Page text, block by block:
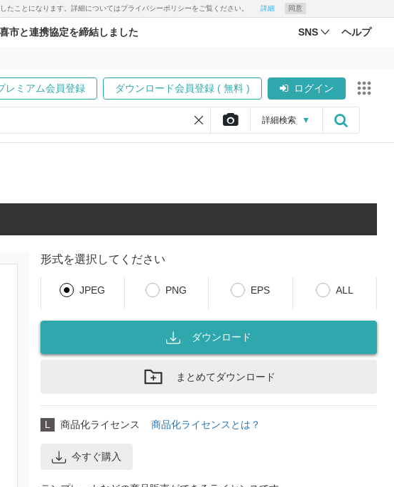
ことになります。詳細についてはプライバシーポリシーをご覧ください。 詳細 同意
市と連携協定を締結しました SNS ヘルプ
レミアム会員登録 ダウンロード会員登録 ( 無料 ) ログイン
詳細検索 ▼
形式を選択してください
JPEG PNG EPS ALL
ダウンロード
まとめてダウンロード
L 商品化ライセンス 商品化ライセンスとは？
今すぐ購入